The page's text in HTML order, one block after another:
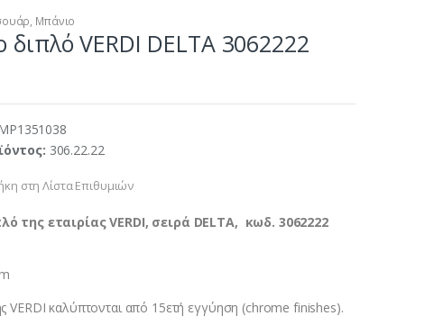
, Μπάνιο
διπλό VERDI DELTA 3062222
306.22.22
στη Λίστα Επιθυμιών
της εταιρίας VERDI, σειρά DELTA, κωδ. 3062222
VERDI καλύπτονται από 15ετή εγγύηση (chrome finishes).